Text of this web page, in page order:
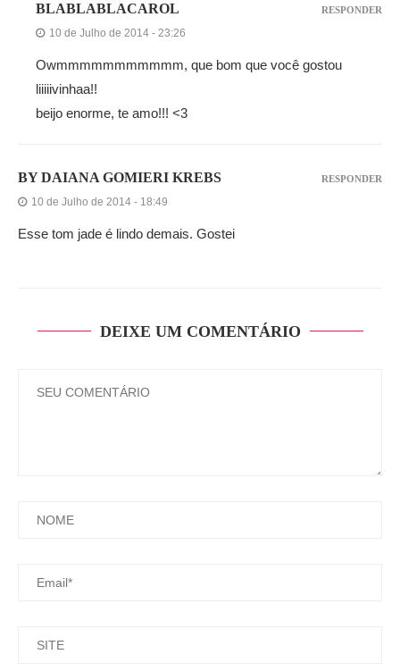
BLABLABLACAROL
10 de Julho de 2014 - 23:26
Owmmmmmmmmmmm, que bom que você gostou
liiiiivinhaa!!
beijo enorme, te amo!!! <3
RESPONDER
BY DAIANA GOMIERI KREBS
10 de Julho de 2014 - 18:49
Esse tom jade é lindo demais. Gostei
RESPONDER
DEIXE UM COMENTÁRIO